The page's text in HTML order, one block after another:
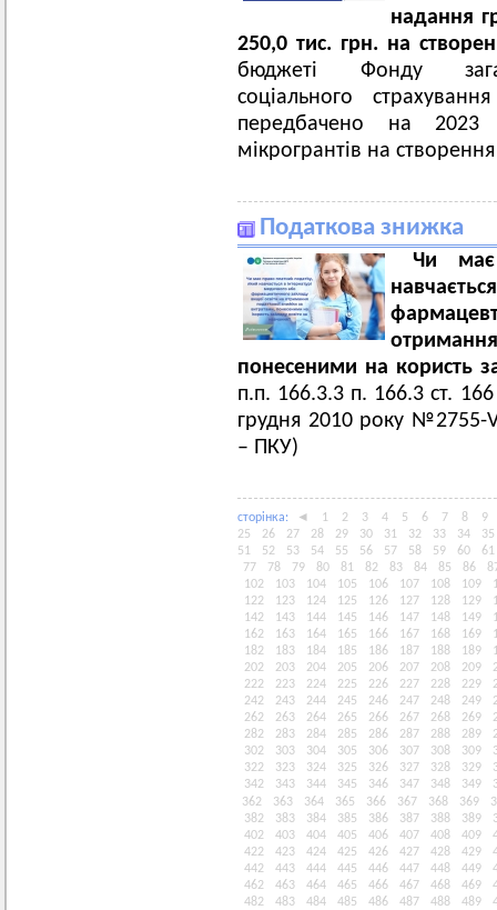
надання
250,0 тис. грн. на
бюджеті Фонду
соціального
передбачено на
мікрогрантів на
Податкова знижка
Чи має
понесеними на користь
п.п. 166.3.3 п. 166.3 ст.
грудня 2010 року №2755-
– ПКУ)
сторiнка: ◄ 1 2 3 4 5 6 7 8
9
25
26 27 28 29 30 31 32 33 34
35
51
52 53 54 55 56 57 58 59 60
61
77
78 79 80 81 82 83 84 85 86
102
103 104 105 106 107 108 109
122
123 124 125 126 127 128 129
142
143 144 145 146 147 148 149
162
163 164 165 166 167 168 169
182
183 184 185 186 187 188 189
202
203 204 205 206 207 208 209
222
223 224 225 226 227 228 229
242
243 244 245 246 247 248 249
262
263 264 265 266 267 268 269
282
283 284 285 286 287 288 289
302
303 304 305 306 307 308 309
322
323 324 325 326 327 328 329
342
343 344 345 346 347 348 349
362
363 364 365 366 367 368 369
382
383 384 385 386 387 388 389
402
403 404 405 406 407 408 409
422
423 424 425 426 427 428 429
442
443 444 445 446 447 448 449
462
463 464 465 466 467 468 469
482
483 484 485 486 487 488 489